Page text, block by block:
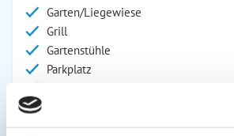
Garten/Liegewiese
Grill
Gartenstühle
Parkplatz
Terrasse